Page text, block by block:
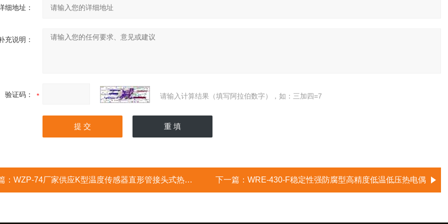
细地址：
充说明：
验证码： 请输入计算结果（填写阿拉伯数字），如：三加四=7
： WZP-74厂家供应K型温度传感器直形管接头式热电偶 下一篇： WRE-430-F稳定性强防腐型高精度低温低压热电偶